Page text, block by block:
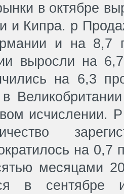
в октябре
и Кипра. p
и на 8,7
выросли на
на 6,3
исчислении.
на 0,7
месяцами
в сентябре